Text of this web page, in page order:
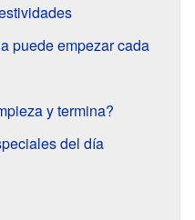
puede empezar cada
y termina?
del día